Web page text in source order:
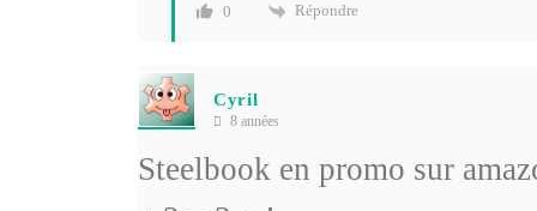
0 Répondre
Cyril
8 années
Steelbook en promo sur